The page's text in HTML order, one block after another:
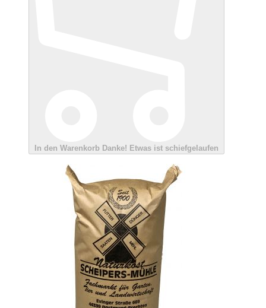
In den Warenkorb Danke! Etwas ist schiefgelaufen